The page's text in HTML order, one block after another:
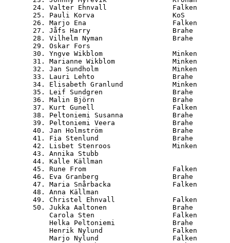
24. Valter Ehnvall                Falken
25. Pauli Korva                   KoS
26. Marjo Ena                     Falken
27. Jåfs Harry                    Brahe
28. Vilhelm Nyman                 Brahe
29. Oskar Fors
30. Yngve Wikblom                 Minken
31. Marianne Wikblom              Minken
32. Jan Sundholm                  Minken
33. Lauri Lehto                   Brahe
34. Elisabeth Granlund            Minken
35. Leif Sundgren                 Brahe
36. Malin Björn                   Brahe
37. Kurt Gunell                   Falken
38. Peltoniemi Susanna            Brahe
39. Peltoniemi Veera              Brahe
40. Jan Holmström                 Brahe
41. Fia Stenlund                  Brahe
42. Lisbet Stenroos               Minken
43. Annika Stubb
44. Kalle Källman
45. Rune From                     Falken
46. Eva Granberg                  Brahe
47. Maria Snårbacka               Falken
48. Anna Källman
49. Christel Ehnvall              Falken
50. Jukka Aaltonen                Brahe
Carola Sten                   Falken
Helka Peltoniemi              Brahe
Henrik Nylund                 Falken
Marjo Nylund                  Falken